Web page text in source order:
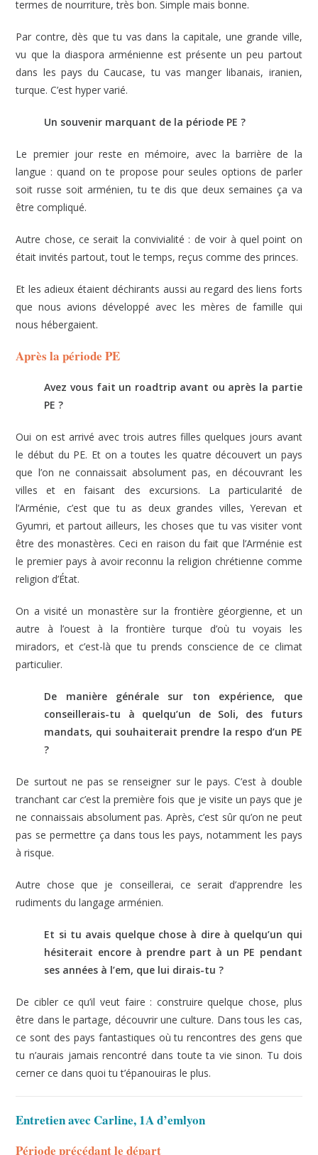
termes de nourriture, très bon. Simple mais bonne.
Par contre, dès que tu vas dans la capitale, une grande ville,
vu que la diaspora arménienne est présente un peu partout
dans les pays du Caucase, tu vas manger libanais, iranien,
turque. C’est hyper varié.
Un souvenir marquant de la période PE ?
Le premier jour reste en mémoire, avec la barrière de la
langue : quand on te propose pour seules options de parler
soit russe soit arménien, tu te dis que deux semaines ça va
être compliqué.
Autre chose, ce serait la convivialité : de voir à quel point on
était invités partout, tout le temps, reçus comme des princes.
Et les adieux étaient déchirants aussi au regard des liens forts
que nous avions développé avec les mères de famille qui
nous hébergaient.
Après la période PE
Avez vous fait un roadtrip avant ou après la partie
PE ?
Oui on est arrivé avec trois autres filles quelques jours avant
le début du PE. Et on a toutes les quatre découvert un pays
que l’on ne connaissait absolument pas, en découvrant les
villes et en faisant des excursions. La particularité de
l’Arménie, c’est que tu as deux grandes villes, Yerevan et
Gyumri, et partout ailleurs, les choses que tu vas visiter vont
être des monastères. Ceci en raison du fait que l’Arménie est
le premier pays à avoir reconnu la religion chrétienne comme
religion d’État.
On a visité un monastère sur la frontière géorgienne, et un
autre à l’ouest à la frontière turque d’où tu voyais les
miradors, et c’est-là que tu prends conscience de ce climat
particulier.
De manière générale sur ton expérience, que
conseillerais-tu à quelqu’un de Soli, des futurs
mandats, qui souhaiterait prendre la respo d’un PE
?
De surtout ne pas se renseigner sur le pays. C’est à double
tranchant car c’est la première fois que je visite un pays que je
ne connaissais absolument pas. Après, c’est sûr qu’on ne peut
pas se permettre ça dans tous les pays, notamment les pays
à risque.
Autre chose que je conseillerai, ce serait d’apprendre les
rudiments du langage arménien.
Et si tu avais quelque chose à dire à quelqu’un qui
hésiterait encore à prendre part à un PE pendant
ses années à l’em, que lui dirais-tu ?
De cibler ce qu’il veut faire : construire quelque chose, plus
être dans le partage, découvrir une culture. Dans tous les cas,
ce sont des pays fantastiques où tu rencontres des gens que
tu n’aurais jamais rencontré dans toute ta vie sinon. Tu dois
cerner ce dans quoi tu t’épanouiras le plus.
Entretien avec Carline, 1A d’emlyon
Période précédant le départ